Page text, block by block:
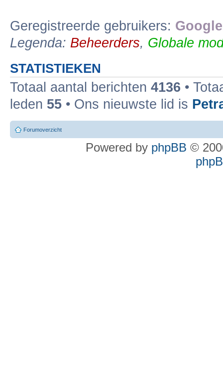
Geregistreerde gebruikers:
Legenda: Beheerders, Globale
STATISTIEKEN
Totaal aantal berichten 4136 •
leden 55 • Ons nieuwste lid is
Forumoverzicht
Powered by phpBB ©